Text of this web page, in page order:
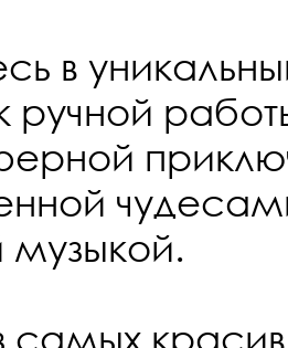
в
ручной
музыкой.
самых